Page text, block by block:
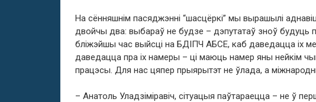
На сённяшнім пасяджэнні “шасцёркі” мы вырашылі
двойчы два: выбараў не будзе – дэпутатаў зноў
бліжэйшы час выйсці на БДІПЧ АБСЕ, каб даведацца іх
даведацца пра іх намеры – ці маюць намер яны нейкім
працэсы. Для нас цяпер прыярытэт не ўлада, а
– Анатоль Уладзіміравіч, сітуацыя паўтараецца – не ў